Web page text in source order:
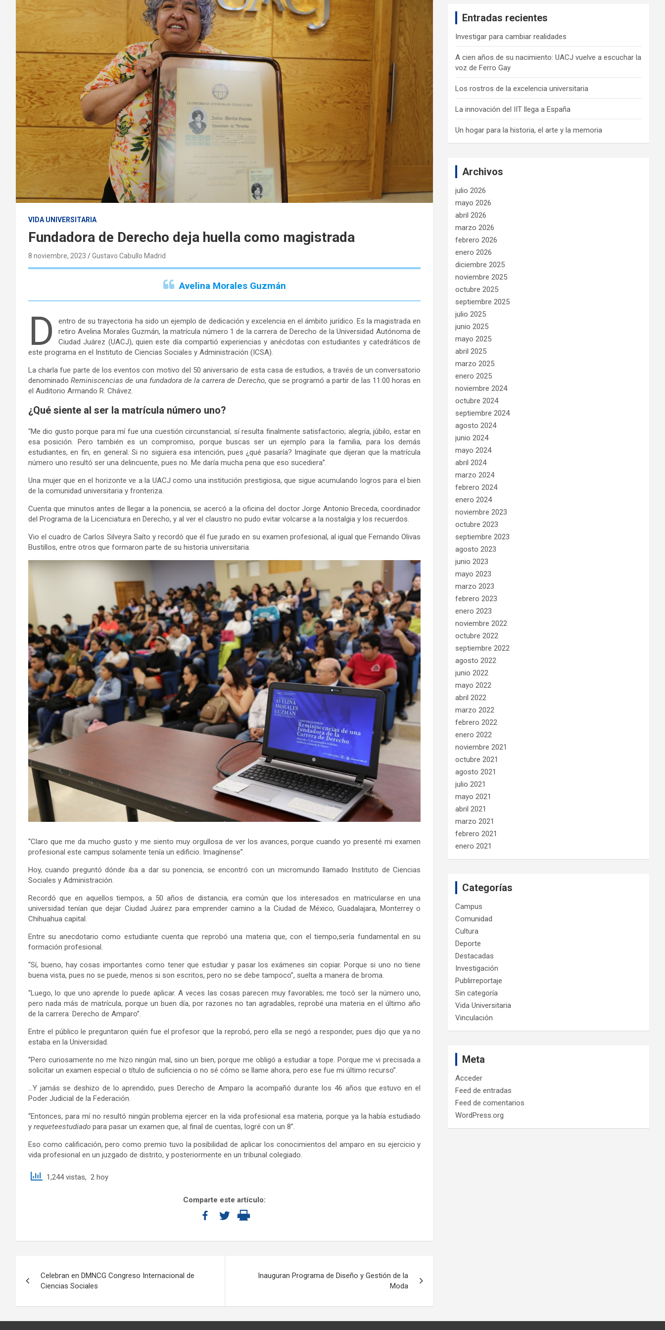
VIDA UNIVERSITARIA
Fundadora de Derecho deja huella como magistrada
8 noviembre, 2023 Gustavo Cabullo Madrid
Avelina Morales Guzmán
D
entro de su trayectoria ha sido un ejemplo de dedicación y excelencia en el ámbito jurídico. Es la magistrada en
retiro Avelina Morales Guzmán, la matrícula número 1 de la carrera de Derecho de la Universidad Autónoma de
Ciudad Juárez (UACJ), quien este día compartió experiencias y anécdotas con estudiantes y catedráticos de
este programa en el Instituto de Ciencias Sociales y Administración (ICSA).
La charla fue parte de los eventos con motivo del 50 aniversario de esta casa de estudios, a través de un conversatorio
denominadoReminiscencias de una fundadora de lacarrera de Derecho, que se programó a partir de las 11:00 horas en
el Auditorio Armando R. Chávez.
¿Qué siente al ser la matrícula número uno?
“Me dio gusto porque para mí fue una cuestión circunstancial; sí resulta finalmente satisfactorio; alegría, júbilo, estar en
esa posición. Pero también es un compromiso, porque buscas ser un ejemplo para la familia, para los demás
estudiantes, en fin, en general. Si no siguiera esa intención, pues ¿qué pasaría? Imagínate que dijeran que la matrícula
número uno resultó ser una delincuente, pues no. Me daría mucha pena que eso sucediera”.
Una mujer que en el horizonte ve a la UACJ como una institución prestigiosa, que sigue acumulando logros para el bien
de la comunidad universitaria y fronteriza.
Cuenta que minutos antes de llegar a la ponencia, se acercó a la oficina del doctor Jorge Antonio Breceda, coordinador
del Programa de la Licenciatura en Derecho, y al ver el claustro no pudo evitar volcarse a la nostalgia y los recuerdos.
Vio el cuadro de Carlos Silveyra Saíto y recordó que él fue jurado en su examen profesional, al igual que Fernando Olivas
Bustillos, entre otros que formaron parte de su historia universitaria.
“Claro que me da mucho gusto y me siento muy orgullosa de ver los avances, porque cuando yo presenté mi examen
profesional este campus solamente tenía un edificio. Imagínense”.
Hoy, cuando preguntó dónde iba a dar su ponencia, se encontró con un micromundo llamado Instituto de Ciencias
Sociales y Administración.
Recordó que en aquellos tiempos, a 50 años de distancia, era común que los interesados en matricularse en una
universidad tenían que dejar Ciudad Juárez para emprender camino a la Ciudad de México, Guadalajara, Monterrey o
Chihuahua capital.
Entre su anecdotario como estudiante cuenta que reprobó una materia que, con el tiempo,sería fundamental en su
formación profesional.
“Sí, bueno, hay cosas importantes como tener que estudiar y pasar los exámenes sin copiar. Porque si uno no tiene
buena vista, pues no se puede, menos si son escritos, pero no se debe tampoco”, suelta a manera de broma.
“Luego, lo que uno aprende lo puede aplicar. A veces las cosas parecen muy favorables; me tocó ser la número uno,
pero nada más de matrícula, porque un buen día, por razones no tan agradables, reprobé una materia en el último año
de la carrera: Derecho de Amparo”.
Entre el público le preguntaron quién fue el profesor que la reprobó, pero ella se negó a responder, pues dijo que ya no
estaba en la Universidad.
“Pero curiosamente no me hizo ningún mal, sino un bien, porque me obligó a estudiar a tope. Porque me vi precisada a
solicitar un examen especial o título de suficiencia o no sé cómo se llame ahora, pero ese fue mi último recurso”.
…Y jamás se deshizo de lo aprendido, pues Derecho de Amparo la acompañó durante los 46 años que estuvo en el
Poder Judicial de la Federación.
“Entonces, para mí no resultó ningún problema ejercer en la vida profesional esa materia, porque ya la había estudiado
y requeteestudiado para pasar un examen que, al final de cuentas, logré con un 8”.
Eso como calificación, pero como premio tuvo la posibilidad de aplicar los conocimientos del amparo en su ejercicio y
vida profesional en un juzgado de distrito, y posteriormente en un tribunal colegiado.
1,244 vistas, 2 hoy
Comparte este artículo:
Celebran en DMNCG Congreso Internacional de
Ciencias Sociales
Inauguran Programa de Diseño y Gestión de la
Moda
Entradas recientes
Investigar para cambiar realidades
A cien años de su nacimiento: UACJ vuelve a escuchar la
voz de Ferro Gay
Los rostros de la excelencia universitaria
La innovación del IIT llega a España
Un hogar para la historia, el arte y la memoria
Archivos
julio 2026
mayo 2026
abril 2026
marzo 2026
febrero 2026
enero 2026
diciembre 2025
noviembre 2025
octubre 2025
septiembre 2025
julio 2025
junio 2025
mayo 2025
abril 2025
marzo 2025
enero 2025
noviembre 2024
octubre 2024
septiembre 2024
agosto 2024
junio 2024
mayo 2024
abril 2024
marzo 2024
febrero 2024
enero 2024
noviembre 2023
octubre 2023
septiembre 2023
agosto 2023
junio 2023
mayo 2023
marzo 2023
febrero 2023
enero 2023
noviembre 2022
octubre 2022
septiembre 2022
agosto 2022
junio 2022
mayo 2022
abril 2022
marzo 2022
febrero 2022
enero 2022
noviembre 2021
octubre 2021
agosto 2021
julio 2021
mayo 2021
abril 2021
marzo 2021
febrero 2021
enero 2021
Categorías
Campus
Comunidad
Cultura
Deporte
Destacadas
Investigación
Publirreportaje
Sin categoría
Vida Universitaria
Vinculación
Meta
Acceder
Feed de entradas
Feed de comentarios
WordPress.org